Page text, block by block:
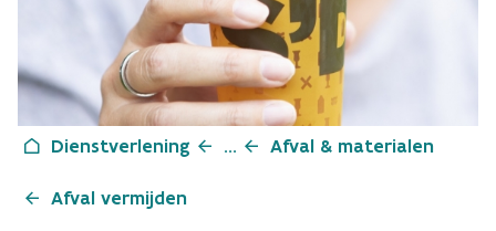
Dienstverlening ... Afval & materialen
Afval vermijden